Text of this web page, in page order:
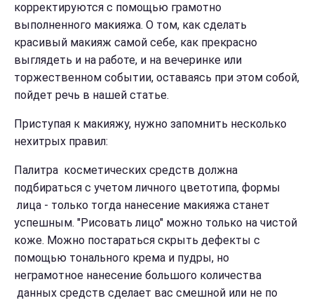
корректируются с помощью грамотно
выполненного макияжа. О том, как сделать
красивый макияж самой себе, как прекрасно
выглядеть и на работе, и на вечеринке или
торжественном событии, оставаясь при этом собой,
пойдет речь в нашей статье.
Приступая к макияжу, нужно запомнить несколько
нехитрых правил:
Палитра косметических средств должна
подбираться с учетом личного цветотипа, формы
лица - только тогда нанесение макияжа станет
успешным. "Рисовать лицо" можно только на чистой
коже. Можно постараться скрыть дефекты с
помощью тонального крема и пудры, но
неграмотное нанесение большого количества
данных средств сделает вас смешной или не по